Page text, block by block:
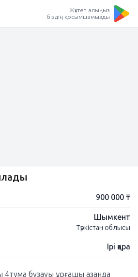
Жүктеп алыңыз
біздің қосымшамызды
900 000 ₸
Шымкент
Түркістан облысы
Ірі қара
4тума бузауы ұрғашы азанда